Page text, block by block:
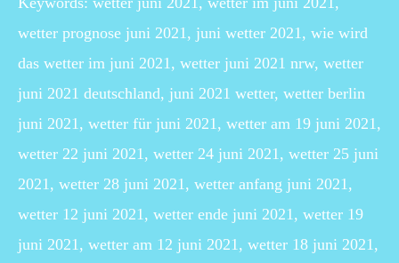
wetter prognose juni 2021, juni wetter 2021, wie wird
das wetter im juni 2021, wetter juni 2021 nrw, wetter
juni 2021 deutschland, juni 2021 wetter, wetter berlin
juni 2021, wetter für juni 2021, wetter am 19 juni 2021,
wetter 22 juni 2021, wetter 24 juni 2021, wetter 25 juni
2021, wetter 28 juni 2021, wetter anfang juni 2021,
wetter 12 juni 2021, wetter ende juni 2021, wetter 19
juni 2021, wetter am 12 juni 2021, wetter 18 juni 2021,